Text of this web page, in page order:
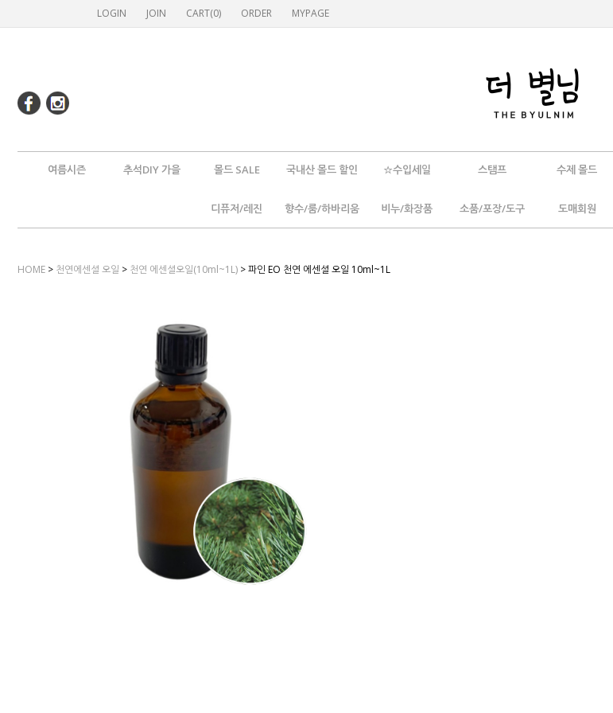
LOGIN JOIN CART(0) ORDER MYPAGE
여름시즌 추석DIY 가을 몰드 SALE 국내산 몰드 할인 ☆수입세일 스탬프 수제 몰드
디퓨저/레진 향수/룸/하바리움 비누/화장품 소품/포장/도구 도매회원
HOME > 천연에센셜 오일 > 천연 에센셜오일(10ml~1L) > 파인 EO 천연 에센셜 오일 10ml~1L